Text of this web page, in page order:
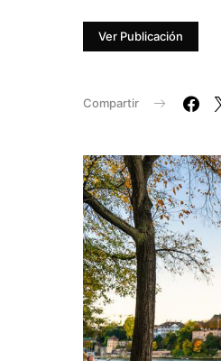
Ver Publicación
Compartir